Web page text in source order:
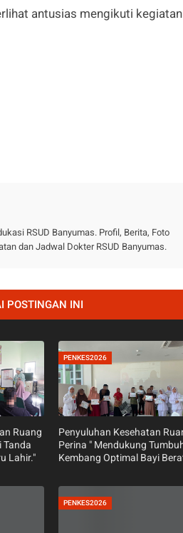
antusias mengikuti kegiatan
RSUD Banyumas. Profil, Berita, Foto
POSTINGAN INI
PENKES2026